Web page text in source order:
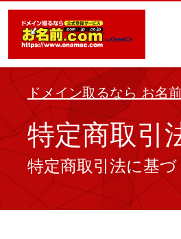
ドメインの期限
ドメイン更新
ドメイン更新
中古ドメイン
バックオーダー
.jpドメインバ
使いやすさと高機
独自ドメイン＋サ
る
SSLも無料でコス
レンタルサー
ドメインオプシ
ドメイン登録者宛
Whois情報公開
お持ちのドメイン
サポート
サービスに関す
よくある質問
ヘルプ
ドメイン取るなら お名
特定商取引
特定商取引法に基